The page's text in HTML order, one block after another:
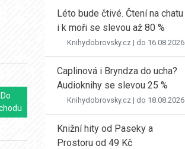
Do
Léto bude čtivé. Čtení na chatu
i k moři se slevou až 80 %
Knihydobrovsky.cz | do 16.08.2026
Caplinová i Bryndza do ucha?
Audioknihy se slevou 25 %
Knihydobrovsky.cz | do 18.08.2026
Knižní hity od Paseky a
Prostoru od 49 Kč